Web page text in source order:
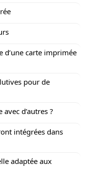
d’une carte imprimée
pour de
d’autres ?
intégrées dans
adaptée aux